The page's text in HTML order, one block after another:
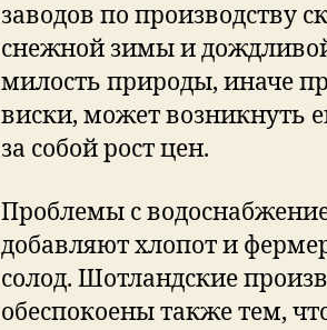
заводов по производству
снежной зимы и
милость природы, иначе
виски, может возникнуть
за собой рост цен.
Проблемы с
добавляют хлопот и
солод. Шотландские
обеспокоены также тем,